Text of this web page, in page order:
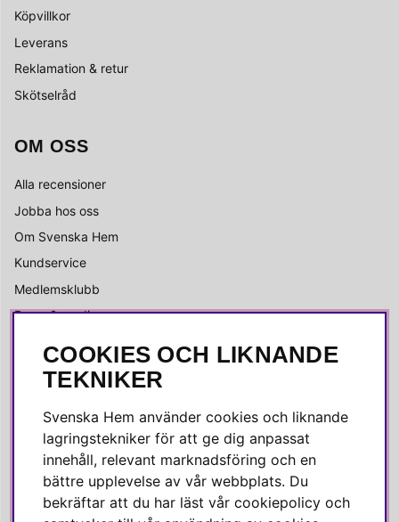
Köpvillkor
Leverans
Reklamation & retur
Skötselråd
OM OSS
Alla recensioner
Jobba hos oss
Om Svenska Hem
Kundservice
Medlemsklubb
Press & media
SOCIALA MEDIER
Instagram
Linkedin
Pinterest
COOKIES OCH LIKNANDE
TEKNIKER
Svenska Hem använder cookies och liknande
lagringstekniker för att ge dig anpassat
innehåll, relevant marknadsföring och en
bättre upplevelse av vår webbplats. Du
bekräftar att du har läst vår cookiepolicy och